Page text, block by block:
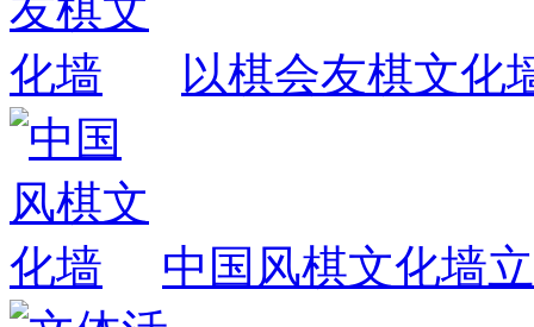
以棋会友棋文化
中国风棋文化墙